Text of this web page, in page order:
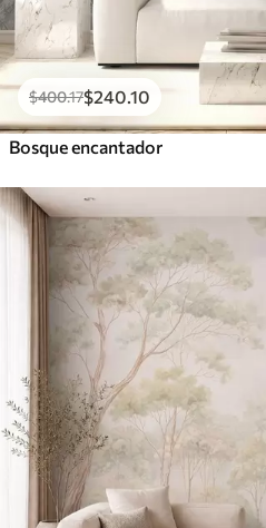
$400.17$240.10
Bosque encantador